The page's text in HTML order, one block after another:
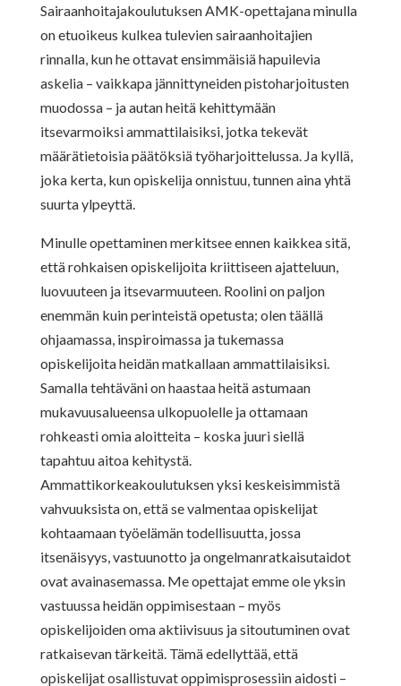
Sairaanhoitajakoulutuksen AMK-opettajana minulla
on etuoikeus kulkea tulevien sairaanhoitajien
rinnalla, kun he ottavat ensimmäisiä hapuilevia
askelia – vaikkapa jännittyneiden pistoharjoitusten
muodossa – ja autan heitä kehittymään
itsevarmoiksi ammattilaisiksi, jotka tekevät
määrätietoisia päätöksiä työharjoittelussa. Ja kyllä,
joka kerta, kun opiskelija onnistuu, tunnen aina yhtä
suurta ylpeyttä.
Minulle opettaminen merkitsee ennen kaikkea sitä,
että rohkaisen opiskelijoita kriittiseen ajatteluun,
luovuuteen ja itsevarmuuteen. Roolini on paljon
enemmän kuin perinteistä opetusta; olen täällä
ohjaamassa, inspiroimassa ja tukemassa
opiskelijoita heidän matkallaan ammattilaisiksi.
Samalla tehtäväni on haastaa heitä astumaan
mukavuusalueensa ulkopuolelle ja ottamaan
rohkeasti omia aloitteita – koska juuri siellä
tapahtuu aitoa kehitystä.
Ammattikorkeakoulutuksen yksi keskeisimmistä
vahvuuksista on, että se valmentaa opiskelijat
kohtaamaan työelämän todellisuutta, jossa
itsenäisyys, vastuunotto ja ongelmanratkaisutaidot
ovat avainasemassa. Me opettajat emme ole yksin
vastuussa heidän oppimisestaan – myös
opiskelijoiden oma aktiivisuus ja sitoutuminen ovat
ratkaisevan tärkeitä. Tämä edellyttää, että
opiskelijat osallistuvat oppimisprosessiin aidosti –